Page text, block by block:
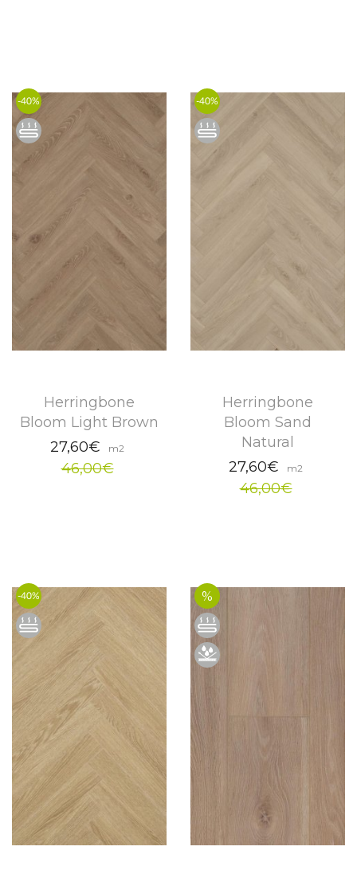
-40%
Herringbone
Bloom Light Brown
27,60€
m2
46,00€
-40%
Herringbone
Bloom Sand
Natural
27,60€
m2
46,00€
-40% %